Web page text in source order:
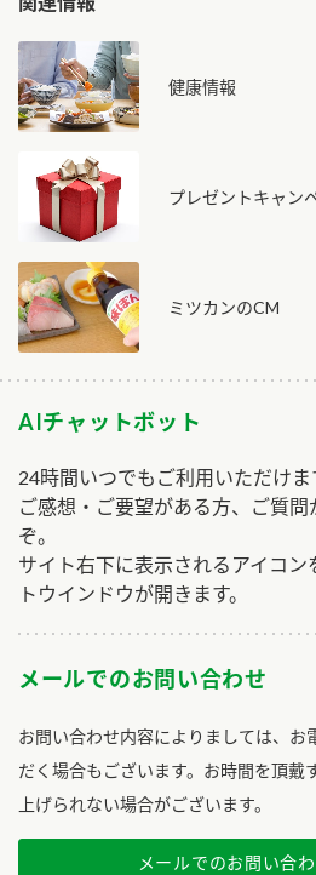
健康情報
プレゼントキャン
ミツカンのCM
AIチャットボット
24時間いつでもご利用いただけま
ご感想・ご要望がある方、ご質
ぞ。
サイト右下に表示されるアイコン
トウインドウが開きます。
メールでのお問い合わせ
お問い合わせ内容によりましては、お
だく場合もございます。お時間を頂戴
上げられない場合がございます。
メールでのお問い合